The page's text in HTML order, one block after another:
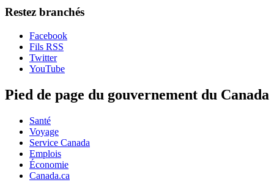
Restez branchés
Facebook
Fils RSS
Twitter
YouTube
Pied de page du gouvernement du Canada
Santé
Voyage
Service Canada
Emplois
Économie
Canada.ca